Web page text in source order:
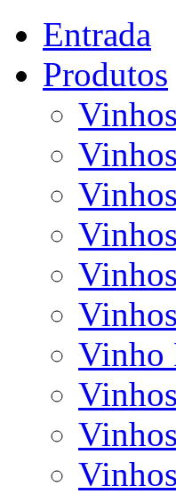
Entrada
Produtos
Vinho